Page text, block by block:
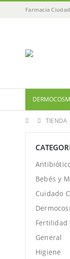
Farmacia
TIENDA
Bebés y
Cuidado
Fertilidad
General
Higiene